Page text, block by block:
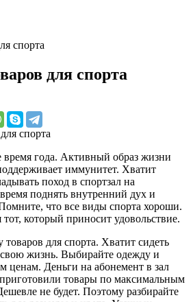
спорта
для спорта
года. Активный образ жизни
иммунитет. Хватит
поход в спортзал на
поднять внутренний дух и
что все виды спорта хороши.
тот, который приносит удовольствие.
для спорта. Хватит сидеть
жизнь. Выбирайте одежду и
ценам. Деньги на абонемент в зал
товары по максимальным
не будет. Поэтому разбирайте